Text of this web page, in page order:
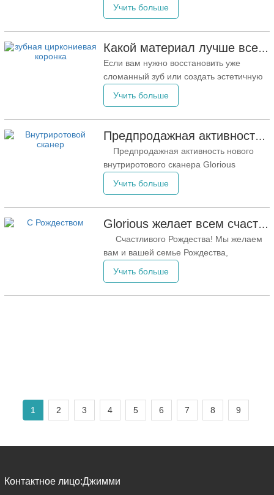
высокая точность обработки. Однако
себе недостаточно для точной
предпосылками для поддержания
точности обработки
Учить больше
Какой материал лучше всего использовать для зубной коронки?
Если вам нужно восстановить уже
сломанный зуб или создать эстетичную
отличным решением по ряду причин. В
различные реставрационные материалы
для зубных коронок, и может быть
сложно понять, какой материал лучше
всего подходит именно вам.
Учить больше
Предпродажная активность нового внутриротового сканера Glorious началась.
Предпродажная активность нового
внутриротового сканера Glorious
сканер, призванный упростить процесс
структурированный свет с однокадровым
визуального отслеживания Al.
Учить больше
Glorious желает всем счастливого Рождества
Счастливого Рождества! Мы желаем
вам и вашей семье Рождества,
прекрасными моментами. Пусть
Учить больше
1 2 3 4 5 6 7 8 9
Контактное лицо:Джимми